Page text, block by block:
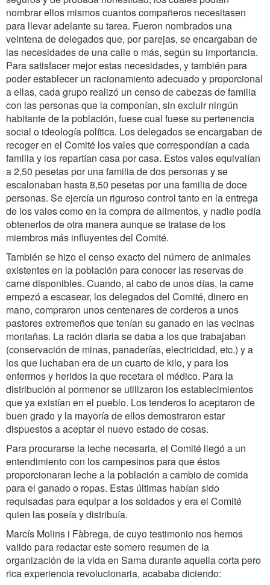
nombrar ellos mismos cuantos compañeros necesitasen
para llevar adelante su tarea. Fueron nombrados una
veintena de delegados que, por parejas, se encargaban de
las necesidades de una calle o más, según su importancia.
Para satisfacer mejor estas necesidades, y también para
poder establecer un racionamiento adecuado y proporcional
a ellas, cada grupo realizó un censo de cabezas de familia
con las personas que la componían, sin excluir ningún
habitante de la población, fuese cual fuese su pertenencia
social o ideología política. Los delegados se encargaban de
recoger en el Comité los vales que correspondían a cada
familia y los repartían casa por casa. Estos vales equivalían
a 2,50 pesetas por una familia de dos personas y se
escalonaban hasta 8,50 pesetas por una familia de doce
personas. Se ejercía un riguroso control tanto en la entrega
de los vales como en la compra de alimentos, y nadie podía
obtenerlos de otra manera aunque se tratase de los
miembros más influyentes del Comité.
También se hizo el censo exacto del número de animales
existentes en la población para conocer las reservas de
carne disponibles. Cuando, al cabo de unos días, la carne
empezó a escasear, los delegados del Comité, dinero en
mano, compraron unos centenares de corderos a unos
pastores extremeños que tenían su ganado en las vecinas
montañas. La ración diaria se daba a los que trabajaban
(conservación de minas, panaderías, electricidad, etc.) y a
los que luchaban era de un cuarto de kilo, y para los
enfermos y heridos la que recetara el médico. Para la
distribución al pormenor se utilizaron los establecimientos
que ya existían en el pueblo. Los tenderos lo aceptaron de
buen grado y la mayoría de ellos demostraron estar
dispuestos a aceptar el nuevo estado de cosas.
Para procurarse la leche necesaria, el Comité llegó a un
entendimiento con los campesinos para que éstos
proporcionaran leche a la población a cambio de comida
para el ganado o ropas. Estas últimas habían sido
requisadas para equipar a los soldados y era el Comité
quien las poseía y distribuía.
Marcís Molins i Fàbrega, de cuyo testimonio nos hemos
valido para redactar este somero resumen de la
organización de la vida en Sama durante aquella corta pero
rica experiencia revolucionaria, acababa diciendo: